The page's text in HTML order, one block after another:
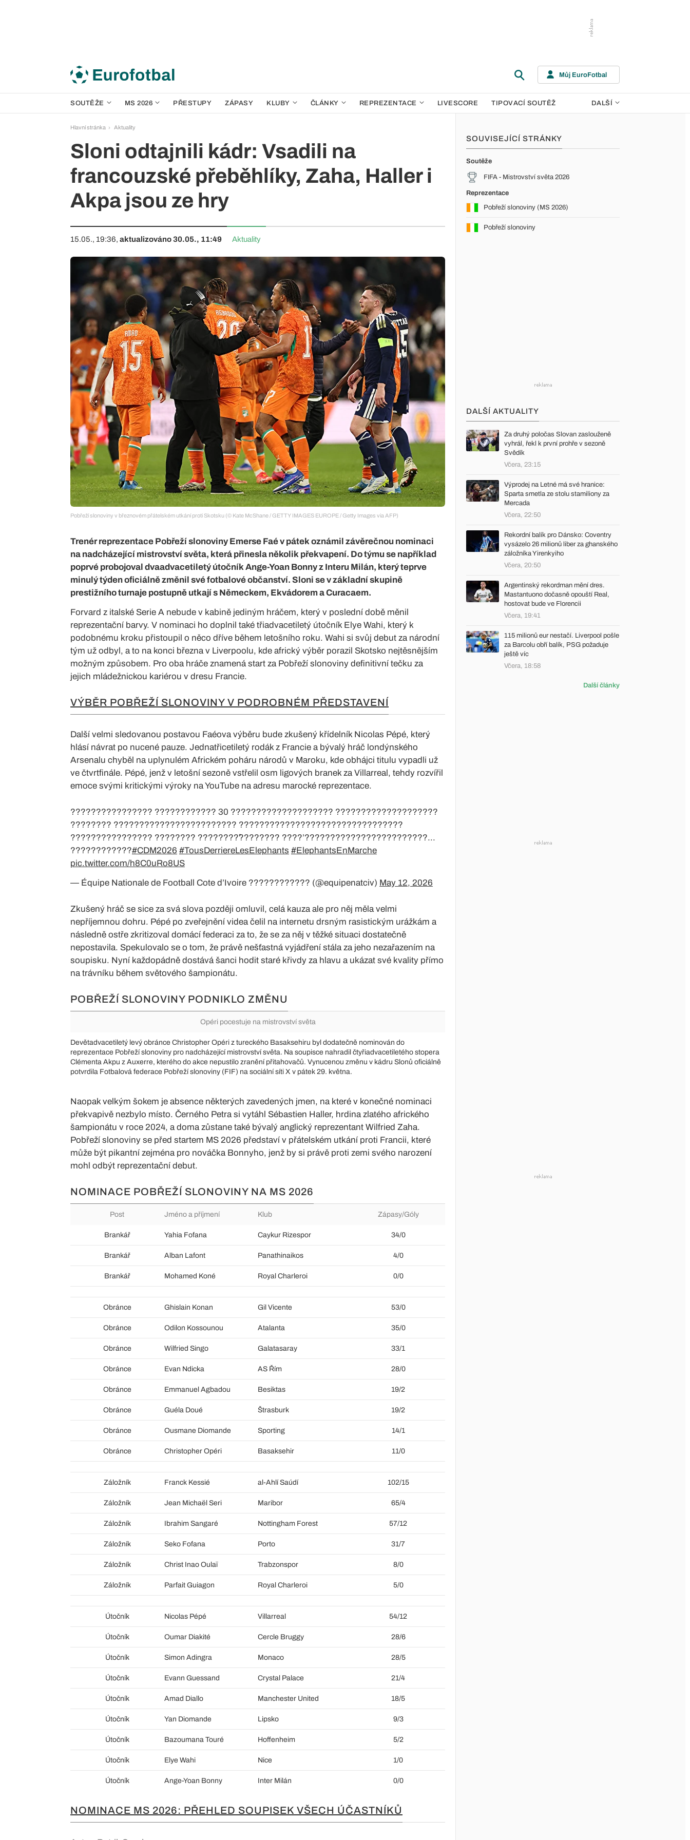
Můj EuroFotbal
SOUTĚŽE MS 2026 PŘESTUPY ZÁPASY KLUBY ČLÁNKY REPREZENTACE LIVESCORE TIPOVACÍ SOUTĚŽ DALŠÍ
Hlavní stránka Aktuality
Sloni odtajnili kádr: Vsadili na
francouzské přeběhlíky, Zaha, Haller i
Akpa jsou ze hry
15.05., 19:36, aktualizováno 30.05., 11:49 Aktuality
Pobřeží slonoviny v březnovém přátelském utkání proti Skotsku (© Kate McShane / GETTY IMAGES EUROPE / Getty Images via AFP)
Trenér reprezentace Pobřeží slonoviny Emerse Faé v pátek oznámil závěrečnou nominaci
na nadcházející mistrovství světa, která přinesla několik překvapení. Do týmu se například
poprvé probojoval dvaadvacetiletý útočník Ange-Yoan Bonny z Interu Milán, který teprve
minulý týden oficiálně změnil své fotbalové občanství. Sloni se v základní skupině
prestižního turnaje postupně utkají s Německem, Ekvádorem a Curacaem.
Forvard z italské Serie A nebude v kabině jediným hráčem, který v poslední době měnil
reprezentační barvy. V nominaci ho doplnil také třiadvacetiletý útočník Elye Wahi, který k
podobnému kroku přistoupil o něco dříve během letošního roku. Wahi si svůj debut za národní
tým už odbyl, a to na konci března v Liverpoolu, kde africký výběr porazil Skotsko nejtěsnějším
možným způsobem. Pro oba hráče znamená start za Pobřeží slonoviny definitivní tečku za
jejich mládežnickou kariérou v dresu Francie.
VÝBĚR POBŘEŽÍ SLONOVINY V PODROBNÉM PŘEDSTAVENÍ
Další velmi sledovanou postavou Faéova výběru bude zkušený křídelník Nicolas Pépé, který
hlásí návrat po nucené pauze. Jednatřicetiletý rodák z Francie a bývalý hráč londýnského
Arsenalu chyběl na uplynulém Africkém poháru národů v Maroku, kde obhájci titulu vypadli už
ve čtvrtfinále. Pépé, jenž v letošní sezoně vstřelil osm ligových branek za Villarreal, tehdy rozvířil
emoce svými kritickými výroky na YouTube na adresu marocké reprezentace.
???????????????? ???????????? 30 ???????????????????? ????????????????????
???????? ???????????????????????? ????????????????????????????????
???????????????? ???????? ????????̂???????? ????’????????????????????????...
????????????#CDM2026 #TousDerriereLesElephants #ElephantsEnMarche
pic.twitter.com/h8C0uRo8US
— Équipe Nationale de Football Cote d’Ivoire ???????????? (@equipenatciv) May 12, 2026
Zkušený hráč se sice za svá slova později omluvil, celá kauza ale pro něj měla velmi
nepříjemnou dohru. Pépé po zveřejnění videa čelil na internetu drsným rasistickým urážkám a
následně ostře zkritizoval domácí federaci za to, že se za něj v těžké situaci dostatečně
nepostavila. Spekulovalo se o tom, že právě nešťastná vyjádření stála za jeho nezařazením na
soupisku. Nyní každopádně dostává šanci hodit staré křivdy za hlavu a ukázat své kvality přímo
na trávníku během světového šampionátu.
POBŘEŽÍ SLONOVINY PODNIKLO ZMĚNU
Opéri pocestuje na mistrovství světa
Devětadvacetiletý levý obránce Christopher Opéri z tureckého Basaksehiru byl dodatečně nominován do
reprezentace Pobřeží slonoviny pro nadcházející mistrovství světa. Na soupisce nahradil čtyřiadvacetiletého stopera
Clémenta Akpu z Auxerre, kterého do akce nepustilo zranění přitahovačů. Vynucenou změnu v kádru Slonů oficiálně
potvrdila Fotbalová federace Pobřeží slonoviny (FIF) na sociální síti X v pátek 29. května.
Naopak velkým šokem je absence některých zavedených jmen, na které v konečné nominaci
překvapivě nezbylo místo. Černého Petra si vytáhl Sébastien Haller, hrdina zlatého afrického
šampionátu v roce 2024, a doma zůstane také bývalý anglický reprezentant Wilfried Zaha.
Pobřeží slonoviny se před startem MS 2026 představí v přátelském utkání proti Francii, které
může být pikantní zejména pro nováčka Bonnyho, jenž by si právě proti zemi svého narození
mohl odbýt reprezentační debut.
NOMINACE POBŘEŽÍ SLONOVINY NA MS 2026
Post Jméno a příjmení Klub Zápasy/Góly
Brankář Yahia Fofana Caykur Rizespor 34/0
Brankář Alban Lafont Panathinaikos 4/0
Brankář Mohamed Koné Royal Charleroi 0/0
Obránce Ghislain Konan Gil Vicente 53/0
Obránce Odilon Kossounou Atalanta 35/0
Obránce Wilfried Singo Galatasaray 33/1
Obránce Evan Ndicka AS Řím 28/0
Obránce Emmanuel Agbadou Besiktas 19/2
Obránce Guéla Doué Štrasburk 19/2
Obránce Ousmane Diomande Sporting 14/1
Obránce Christopher Opéri Basaksehir 11/0
Záložník Franck Kessié al-Ahlí Saúdí 102/15
Záložník Jean Michaël Seri Maribor 65/4
Záložník Ibrahim Sangaré Nottingham Forest 57/12
Záložník Seko Fofana Porto 31/7
Záložník Christ Inao Oulaï Trabzonspor 8/0
Záložník Parfait Guiagon Royal Charleroi 5/0
Útočník Nicolas Pépé Villarreal 54/12
Útočník Oumar Diakité Cercle Bruggy 28/6
Útočník Simon Adingra Monaco 28/5
Útočník Evann Guessand Crystal Palace 21/4
Útočník Amad Diallo Manchester United 18/5
Útočník Yan Diomande Lipsko 9/3
Útočník Bazoumana Touré Hoffenheim 5/2
Útočník Elye Wahi Nice 1/0
Útočník Ange-Yoan Bonny Inter Milán 0/0
NOMINACE MS 2026: PŘEHLED SOUPISEK VŠECH ÚČASTNÍKŮ
SOUVISEJÍCÍ STRÁNKY
Soutěže
FIFA - Mistrovství světa 2026
Reprezentace
Pobřeží slonoviny (MS 2026)
Pobřeží slonoviny
DALŠÍ AKTUALITY
Za druhý poločas Slovan zaslouženě
vyhrál, řekl k první prohře v sezoně
Svědík
Včera, 23:15
Výprodej na Letné má své hranice:
Sparta smetla ze stolu stamiliony za
Mercada
Včera, 22:50
Rekordní balík pro Dánsko: Coventry
vysázelo 26 milionů liber za ghanského
záložníka Yirenkyiho
Včera, 20:50
Argentinský rekordman mění dres.
Mastantuono dočasně opouští Real,
hostovat bude ve Florencii
Včera, 19:41
115 milionů eur nestačí. Liverpool pošle
za Barcolu obří balík, PSG požaduje
ještě víc
Včera, 18:58
Další články